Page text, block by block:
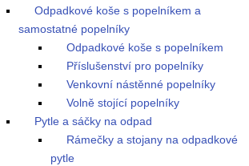
Odpadkové koše s popelníkem a
samostatné popelníky
Odpadkové koše s popelníkem
Příslušenství pro popelníky
Venkovní nástěnné popelníky
Volně stojící popelníky
Pytle a sáčky na odpad
Rámečky a stojany na odpadkové
pytle